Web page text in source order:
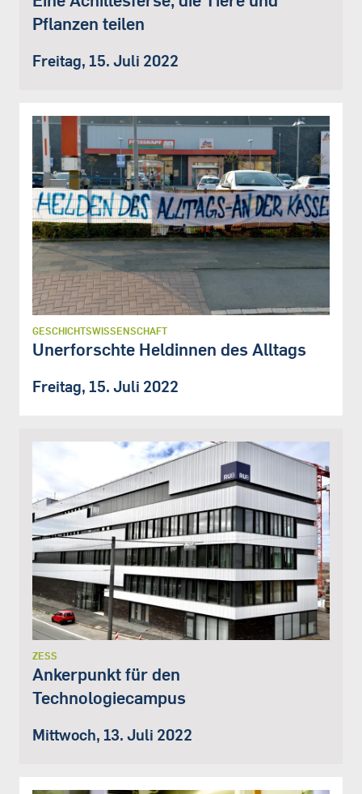
Pflanzen teilen
Freitag, 15. Juli 2022
GESCHICHTSWISSENSCHAFT
Unerforschte Heldinnen des Alltags
Freitag, 15. Juli 2022
ZESS
Ankerpunkt für den
Technologiecampus
Mittwoch, 13. Juli 2022